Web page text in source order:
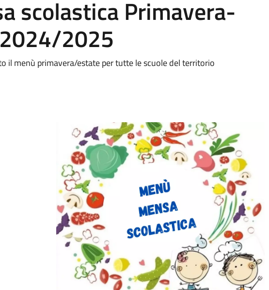
scolastica Primavera-
2025
il menù primavera/estate per tutte le scuole del territorio